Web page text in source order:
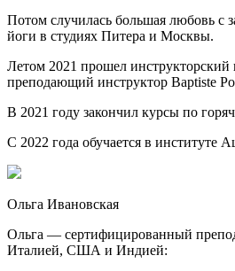
Потом случилась большая любовь с
йоги в студиях Питера и Москвы.
Летом 2021 прошел
преподающий инструктор Baptiste
В 2021 году закончил курсы по
С 2022 года обучается в институте
Ольга Ивановская
Ольга — сертифицированный
Италией, США и Индией‌: